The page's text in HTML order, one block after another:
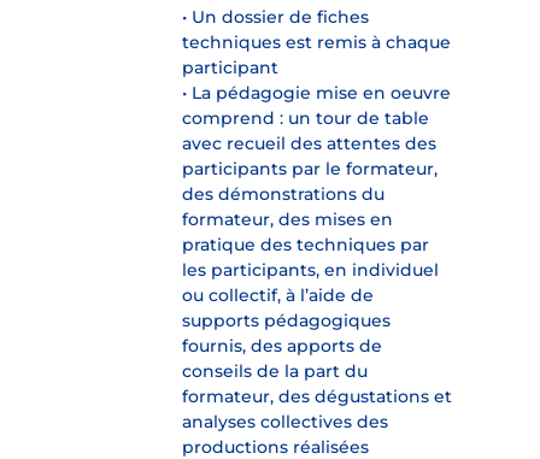
• Un dossier de fiches
techniques est remis à chaque
participant
• La pédagogie mise en oeuvre
comprend : un tour de table
avec recueil des attentes des
participants par le formateur,
des démonstrations du
formateur, des mises en
pratique des techniques par
les participants, en individuel
ou collectif, à l’aide de
supports pédagogiques
fournis, des apports de
conseils de la part du
formateur, des dégustations et
analyses collectives des
productions réalisées